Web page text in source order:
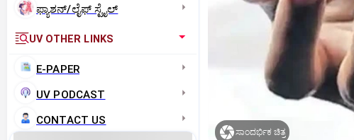
ಫ್ಯಾಶನ್/ಲೈಫ್‌ ಸ್ಟೈಲ್
UV OTHER LINKS
E-PAPER
UV PODCAST
CONTACT US
ಸಾಂದರ್ಭಿಕ ಚಿತ್ರ